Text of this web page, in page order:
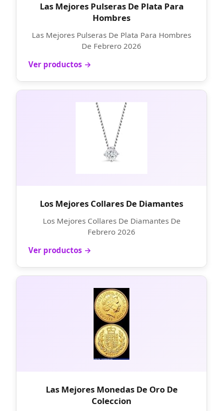
Las Mejores Pulseras De Plata Para
Hombres
Las Mejores Pulseras De Plata Para Hombres
De Febrero 2026
Ver productos →
Los Mejores Collares De Diamantes
Los Mejores Collares De Diamantes De
Febrero 2026
Ver productos →
Las Mejores Monedas De Oro De
Coleccion